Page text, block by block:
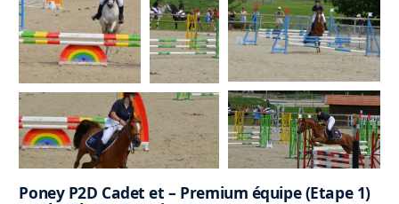
Poney P2D Cadet et – Premium équipe (Etape 1)